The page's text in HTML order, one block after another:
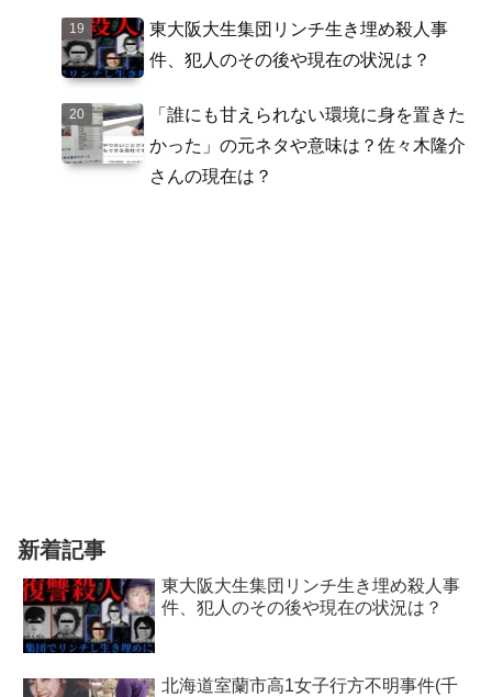
東大阪大生集団リンチ生き埋め殺人事
件、犯人のその後や現在の状況は？
「誰にも甘えられない環境に身を置きた
かった」の元ネタや意味は？佐々木隆介
さんの現在は？
新着記事
東大阪大生集団リンチ生き埋め殺人事
件、犯人のその後や現在の状況は？
北海道室蘭市高1女子行方不明事件(千